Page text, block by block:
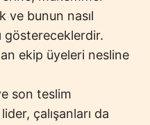
ve bunun nasıl
göstereceklerdir.
ekip üyeleri nesline
son teslim
çalışanları da